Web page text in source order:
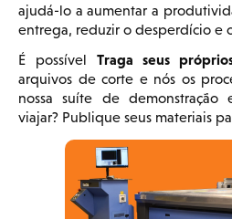
ajudá-lo a aumentar a
entrega, reduzir o desperdício e
É possível Traga seus
arquivos de corte e nós os
nossa suíte de demonstração
viajar? Publique seus materiais